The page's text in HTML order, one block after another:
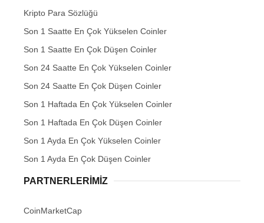
Kripto Para Sözlüğü
Son 1 Saatte En Çok Yükselen Coinler
Son 1 Saatte En Çok Düşen Coinler
Son 24 Saatte En Çok Yükselen Coinler
Son 24 Saatte En Çok Düşen Coinler
Son 1 Haftada En Çok Yükselen Coinler
Son 1 Haftada En Çok Düşen Coinler
Son 1 Ayda En Çok Yükselen Coinler
Son 1 Ayda En Çok Düşen Coinler
PARTNERLERIMIZ
CoinMarketCap